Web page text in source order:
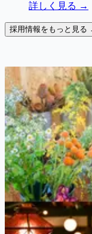
詳しく見る →
採用情報をもっと見る